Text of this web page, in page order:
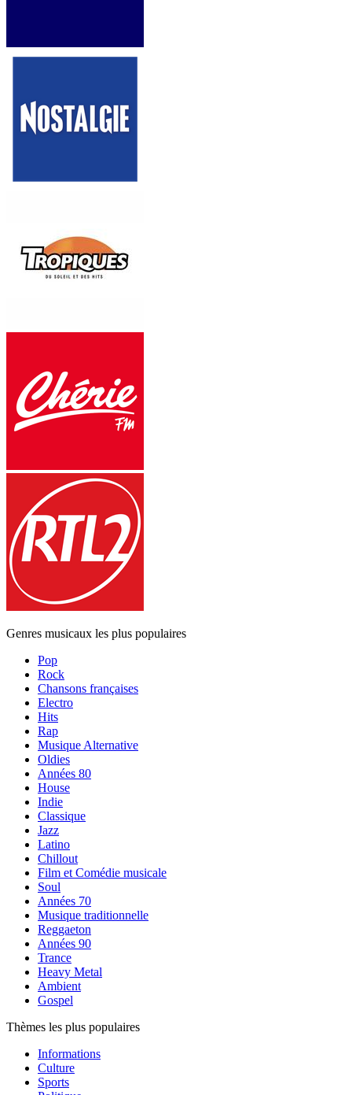
Genres musicaux les plus populaires
Pop
Rock
Chansons françaises
Electro
Hits
Rap
Musique Alternative
Oldies
Années 80
House
Indie
Classique
Jazz
Latino
Chillout
Film et Comédie musicale
Soul
Années 70
Musique traditionnelle
Reggaeton
Années 90
Trance
Heavy Metal
Ambient
Gospel
Thèmes les plus populaires
Informations
Culture
Sports